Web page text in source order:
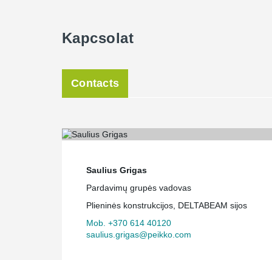
Kapcsolat
Contacts
Saulius Grigas
Pardavimų grupės vadovas
Plieninės konstrukcijos, DELTABEAM sijos
Mob. +370 614 40120
saulius.grigas@peikko.com